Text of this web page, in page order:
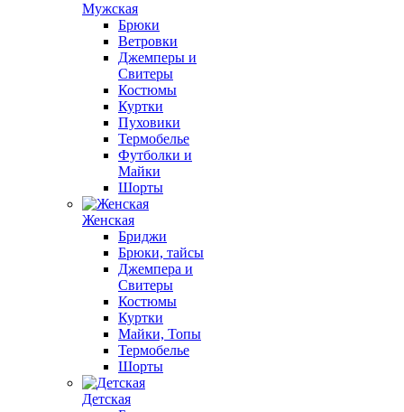
Мужская
Брюки
Ветровки
Джемперы и
Свитеры
Костюмы
Куртки
Пуховики
Термобелье
Футболки и
Майки
Шорты
Женская
Бриджи
Брюки, тайсы
Джемпера и
Свитеры
Костюмы
Куртки
Майки, Топы
Термобелье
Шорты
Детская